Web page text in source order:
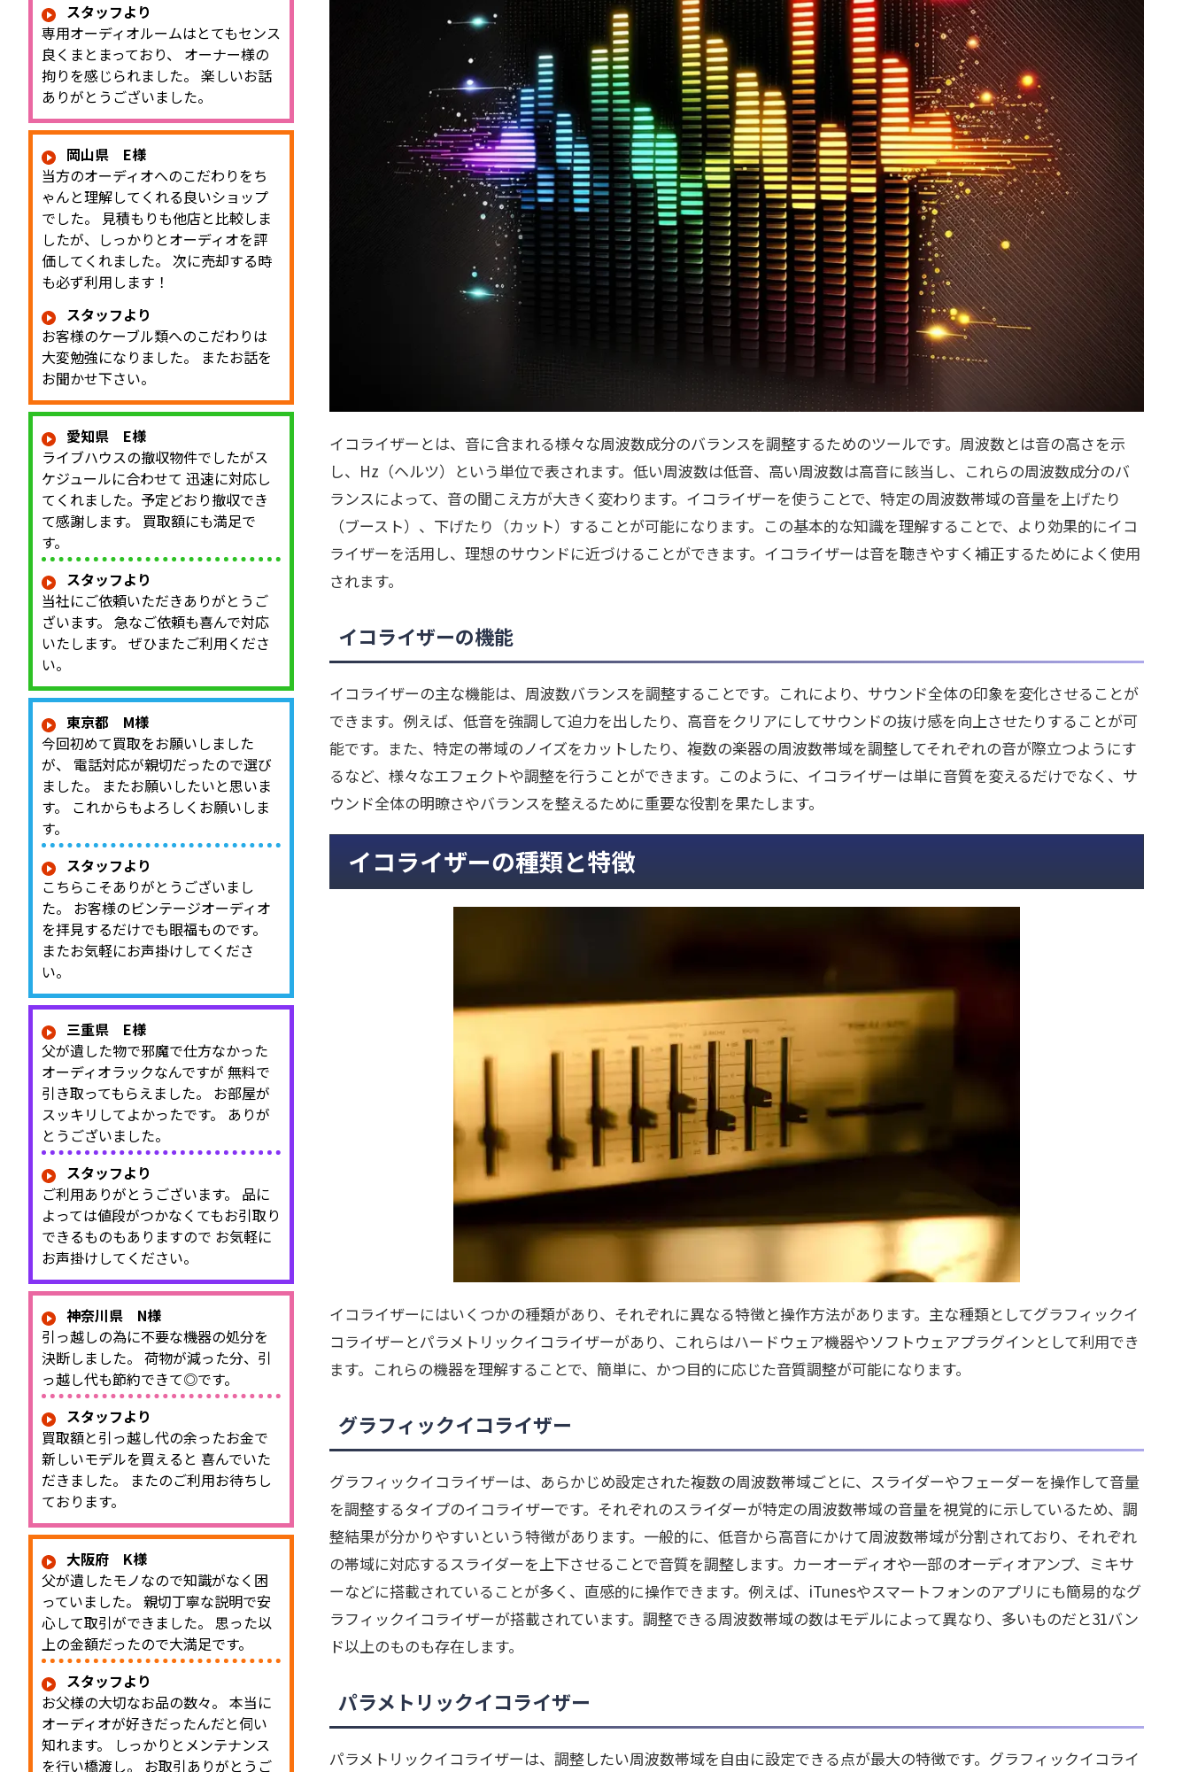
イコライザーとは、音に含まれる様々な周波数成分のバランスを調整するためのツールです。周波数とは音の高さを示
し、Hz（ヘルツ）という単位で表されます。低い周波数は低音、高い周波数は高音に該当し、これらの周波数成分のバ
ランスによって、音の聞こえ方が大きく変わります。イコライザーを使うことで、特定の周波数帯域の音量を上げたり
（ブースト）、下げたり（カット）することが可能になります。この基本的な知識を理解することで、より効果的にイコ
ライザーを活用し、理想のサウンドに近づけることができます。イコライザーは音を聴きやすく補正するためによく使用
されます。
イコライザーの機能
イコライザーの主な機能は、周波数バランスを調整することです。これにより、サウンド全体の印象を変化させることが
できます。例えば、低音を強調して迫力を出したり、高音をクリアにしてサウンドの抜け感を向上させたりすることが可
能です。また、特定の帯域のノイズをカットしたり、複数の楽器の周波数帯域を調整してそれぞれの音が際立つようにす
るなど、様々なエフェクトや調整を行うことができます。このように、イコライザーは単に音質を変えるだけでなく、サ
ウンド全体の明瞭さやバランスを整えるために重要な役割を果たします。
イコライザーの種類と特徴
イコライザーにはいくつかの種類があり、それぞれに異なる特徴と操作方法があります。主な種類としてグラフィックイ
コライザーとパラメトリックイコライザーがあり、これらはハードウェア機器やソフトウェアプラグインとして利用でき
ます。これらの機器を理解することで、簡単に、かつ目的に応じた音質調整が可能になります。
グラフィックイコライザー
グラフィックイコライザーは、あらかじめ設定された複数の周波数帯域ごとに、スライダーやフェーダーを操作して音量
を調整するタイプのイコライザーです。それぞれのスライダーが特定の周波数帯域の音量を視覚的に示しているため、調
整結果が分かりやすいという特徴があります。一般的に、低音から高音にかけて周波数帯域が分割されており、それぞれ
の帯域に対応するスライダーを上下させることで音質を調整します。カーオーディオや一部のオーディオアンプ、ミキサ
ーなどに搭載されていることが多く、直感的に操作できます。例えば、iTunesやスマートフォンのアプリにも簡易的なグ
ラフィックイコライザーが搭載されています。調整できる周波数帯域の数はモデルによって異なり、多いものだと31バン
ド以上のものも存在します。
パラメトリックイコライザー
パラメトリックイコライザーは、調整したい周波数帯域を自由に設定できる点が最大の特徴です。グラフィックイコライ
スタッフより
専用オーディオルームはとてもセンス
良くまとまっており、 オーナー様の
拘りを感じられました。 楽しいお話
ありがとうございました。
岡山県 E様
当方のオーディオへのこだわりをち
ゃんと理解してくれる良いショップ
でした。 見積もりも他店と比較しま
したが、しっかりとオーディオを評
価してくれました。 次に売却する時
も必ず利用します！
スタッフより
お客様のケーブル類へのこだわりは
大変勉強になりました。 またお話を
お聞かせ下さい。
愛知県 E様
ライブハウスの撤収物件でしたがス
ケジュールに合わせて 迅速に対応し
てくれました。予定どおり撤収でき
て感謝します。 買取額にも満足で
す。
スタッフより
当社にご依頼いただきありがとうご
ざいます。 急なご依頼も喜んで対応
いたします。 ぜひまたご利用くださ
い。
東京都 M様
今回初めて買取をお願いしました
が、 電話対応が親切だったので選び
ました。 またお願いしたいと思いま
す。 これからもよろしくお願いしま
す。
スタッフより
こちらこそありがとうございまし
た。 お客様のビンテージオーディオ
を拝見するだけでも眼福ものです。
またお気軽にお声掛けしてくださ
い。
三重県 E様
父が遺した物で邪魔で仕方なかった
オーディオラックなんですが 無料で
引き取ってもらえました。 お部屋が
スッキリしてよかったです。 ありが
とうございました。
スタッフより
ご利用ありがとうございます。 品に
よっては値段がつかなくてもお引取り
できるものもありますので お気軽に
お声掛けしてください。
神奈川県 N様
引っ越しの為に不要な機器の処分を
決断しました。 荷物が減った分、引
っ越し代も節約できて◎です。
スタッフより
買取額と引っ越し代の余ったお金で
新しいモデルを買えると 喜んでいた
だきました。 またのご利用お待ちし
ております。
大阪府 K様
父が遺したモノなので知識がなく困
っていました。 親切丁寧な説明で安
心して取引ができました。 思った以
上の金額だったので大満足です。
スタッフより
お父様の大切なお品の数々。 本当に
オーディオが好きだったんだと伺い
知れます。 しっかりとメンテナンス
を行い橋渡し。 お取引ありがとうご